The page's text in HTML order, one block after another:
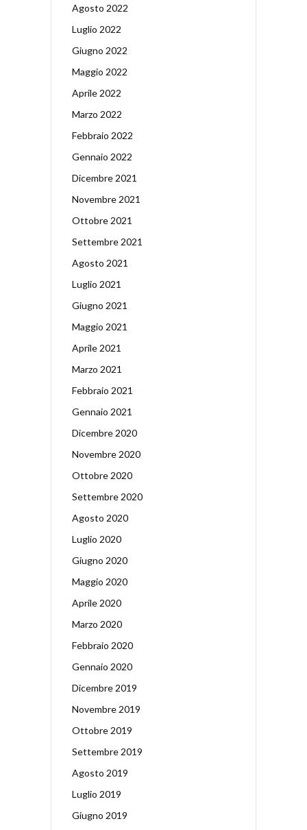
Agosto 2022
Luglio 2022
Giugno 2022
Maggio 2022
Aprile 2022
Marzo 2022
Febbraio 2022
Gennaio 2022
Dicembre 2021
Novembre 2021
Ottobre 2021
Settembre 2021
Agosto 2021
Luglio 2021
Giugno 2021
Maggio 2021
Aprile 2021
Marzo 2021
Febbraio 2021
Gennaio 2021
Dicembre 2020
Novembre 2020
Ottobre 2020
Settembre 2020
Agosto 2020
Luglio 2020
Giugno 2020
Maggio 2020
Aprile 2020
Marzo 2020
Febbraio 2020
Gennaio 2020
Dicembre 2019
Novembre 2019
Ottobre 2019
Settembre 2019
Agosto 2019
Luglio 2019
Giugno 2019